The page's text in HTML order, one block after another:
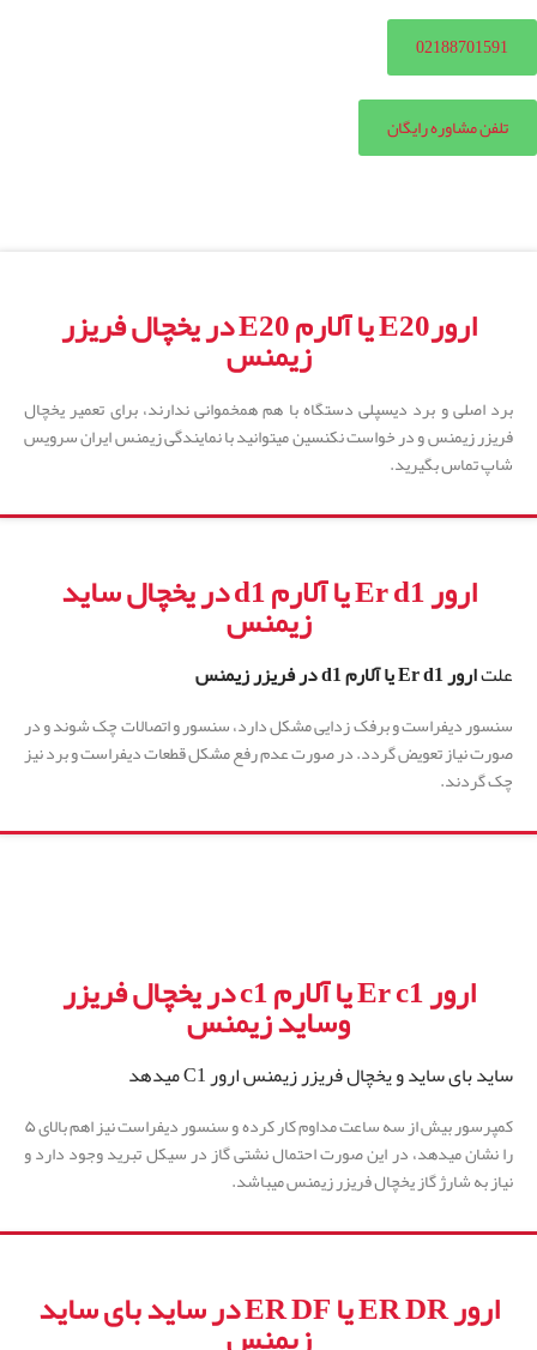
02188701591
تلفن مشاوره رایگان
ارورE20 یا آلارم E20 در یخچال فریزرزیمنس
برد اصلی و برد دیسپلی دستگاه با هم همخموانی ندارند، برای تعمیر یخچال
فریزر زیمنس و در خواست نکنسین میتوانید با نمایندگی زیمنس ایران سرویس
شاپ تماس بگیرید.
ارور Er d1 یا آلارم d1 در یخچال سایدزیمنس
علتارورEr d1یا آلارمd1 در فریزر زیمنس
سنسور دیفراست و برفک زدایی مشکل دارد، سنسور و اتصالات چک شوند و در
صورت نیاز تعویض گردد. در صورت عدم رفع مشکل قطعات دیفراست و برد نیز
چک گردند.
ارور Er c1 یا آلارم c1 در یخچال فریزروساید زیمنس
ساید بای ساید و یخچال فریزر زیمنس ارور C1 میدهد
کمپرسور بیش از سه ساعت مداوم کار کرده و سنسور دیفراست نیز اهم بالای ۵
را نشان میدهد، در این صورت احتمال نشتی گاز در سیکل تبرید وجود دارد و
نیاز به شارژ گاز یخچال فریزر زیمنس میباشد.
ارور ER DR یا ER DF در ساید بای ساید